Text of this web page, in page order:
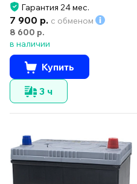
Гарантия 24 мес.
7 900 р. с обменом
8 600 р.
в наличии
Купить
3 ч